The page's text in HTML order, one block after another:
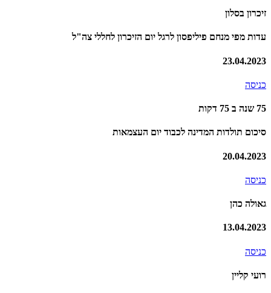
זיכרון בסלון
עדות מפי מנחם פיליפסון לרגל יום הזיכרון לחללי צה"ל
23.04.2023
כניסה
75 שנה ב 75 דקות
סיכום תולדות המדינה לכבוד יום העצמאות
20.04.2023
כניסה
גאולה כהן
13.04.2023
כניסה
רועי קליין